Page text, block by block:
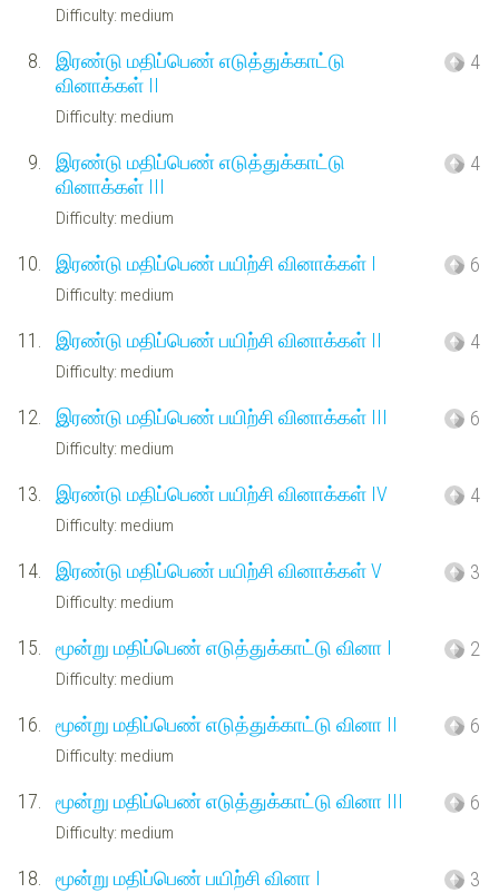
Difficulty: medium
8.
இரண்டு மதிப்பெண் எடுத்துக்காட்டு
வினாக்கள் II
Difficulty: medium
4
9.
இரண்டு மதிப்பெண் எடுத்துக்காட்டு
வினாக்கள் III
Difficulty: medium
4
10. இரண்டு மதிப்பெண் பயிற்சி வினாக்கள் I
Difficulty: medium
6
11. இரண்டு மதிப்பெண் பயிற்சி வினாக்கள் II
Difficulty: medium
4
12. இரண்டு மதிப்பெண் பயிற்சி வினாக்கள் III
Difficulty: medium
6
13. இரண்டு மதிப்பெண் பயிற்சி வினாக்கள் IV
Difficulty: medium
4
14. இரண்டு மதிப்பெண் பயிற்சி வினாக்கள் V
Difficulty: medium
3
15. மூன்று மதிப்பெண் எடுத்துக்காட்டு வினா I
Difficulty: medium
2
16. மூன்று மதிப்பெண் எடுத்துக்காட்டு வினா II
Difficulty: medium
6
17. மூன்று மதிப்பெண் எடுத்துக்காட்டு வினா III
Difficulty: medium
6
18. மூன்று மதிப்பெண் பயிற்சி வினா I 3